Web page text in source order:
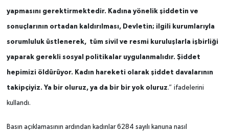
yapmasını gerektirmektedir. Kadına yönelik şiddetin ve
sonuçlarının ortadan kaldırılması, Devletin; ilgili kurumlarıyla
sorumluluk üstlenerek, tüm sivil ve resmi kuruluşlarla işbirliği
yaparak gerekli sosyal politikalar uygulanmalıdır. Şiddet
hepimizi öldürüyor. Kadın hareketi olarak şiddet davalarının
takipçiyiz. Ya bir oluruz, ya da bir bir yok oluruz.” ifadelerini
kullandı.
Basın açıklamasının ardından kadınlar 6284 sayılı kanuna nasıl